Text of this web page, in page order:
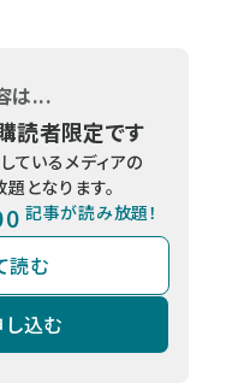
は...
読者限定です
ているメディアの
となります。
記事が読み放題！
読む
込む